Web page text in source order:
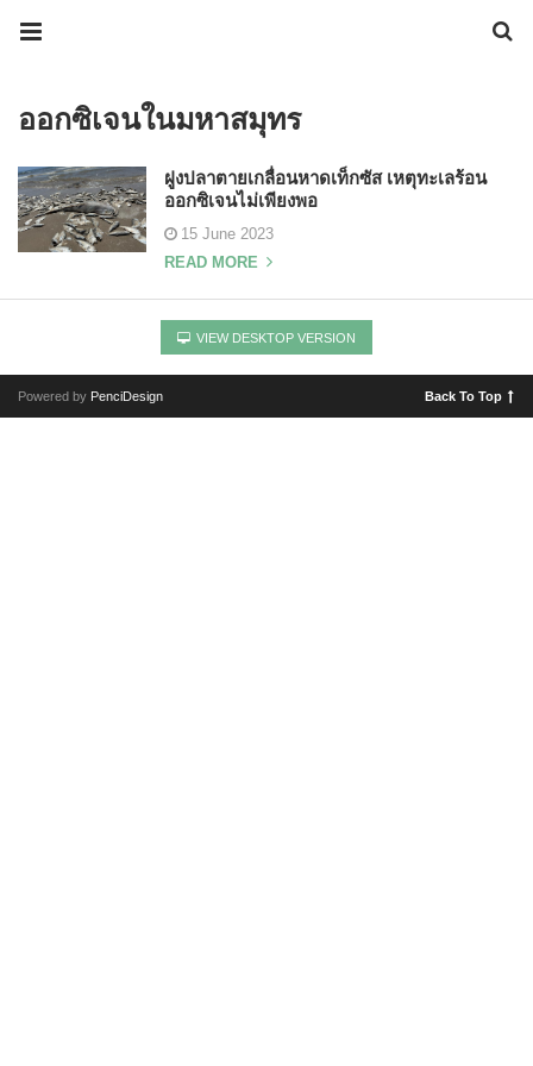
ออกซิเจนในมหาสมุทร
ฝูงปลาตายเกลื่อนหาดเท็กซัส เหตุทะเลร้อน
ออกซิเจนไม่เพียงพอ
15 June 2023
READ MORE
VIEW DESKTOP VERSION
Powered by PenciDesign Back To Top